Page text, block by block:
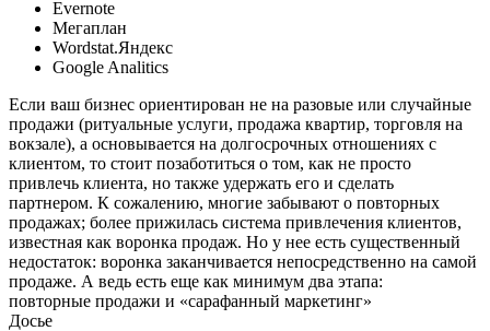
Evernote
Мегаплан
Wordstat.Яндекс
Google Analitics
Если ваш бизнес ориентирован не на разовые или случайные
продажи (ритуальные услуги, продажа квартир, торговля на
вокзале), а основывается на долгосрочных отношениях с
клиентом, то стоит позаботиться о том, как не просто
привлечь клиента, но также удержать его и сделать
партнером. К сожалению, многие забывают о повторных
продажах; более прижилась система привлечения клиентов,
известная как воронка продаж. Но у нее есть существенный
недостаток: воронка заканчивается непосредственно на самой
продаже. А ведь есть еще как минимум два этапа:
повторные продажи и «сарафанный маркетинг»
Досье